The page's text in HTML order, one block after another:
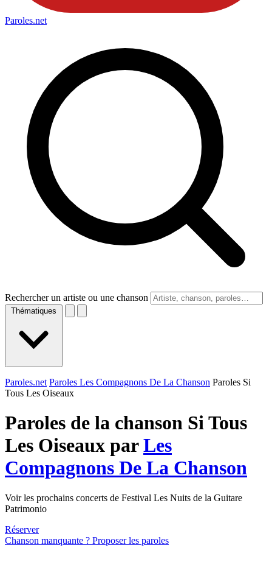
Paroles.net
Rechercher un artiste ou une chanson
Thématiques
Paroles.net Paroles Les Compagnons De La Chanson Paroles Si
Tous Les Oiseaux
Paroles de la chanson Si Tous
Les Oiseaux parLes
Compagnons De La Chanson
Voir les prochains concerts de Festival Les Nuits de la Guitare
Patrimonio
Réserver
Chanson manquante ? Proposer les paroles